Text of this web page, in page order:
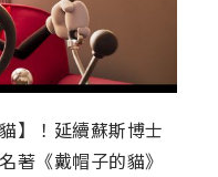
】！延續蘇斯博士
著《戴帽子的貓》